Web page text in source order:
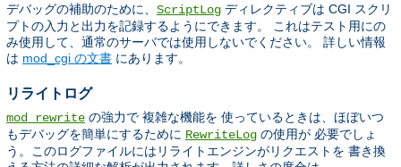
デバッグの補助のために、 ScriptLog ディレクティブは CGI スクリ
プトの入力と出力を記録するようにできます。 これはテスト用にの
み使用して、通常のサーバでは使用しないでください。 詳しい情報
は mod_cgi の文書 にあります。
リライトログ
mod_rewrite の強力で 複雑な機能を 使っているときは、ほぼいつ
もデバッグを簡単にするために RewriteLog の使用が 必要でしょ
う。このログファイルにはリライトエンジンがリクエストを 書き換